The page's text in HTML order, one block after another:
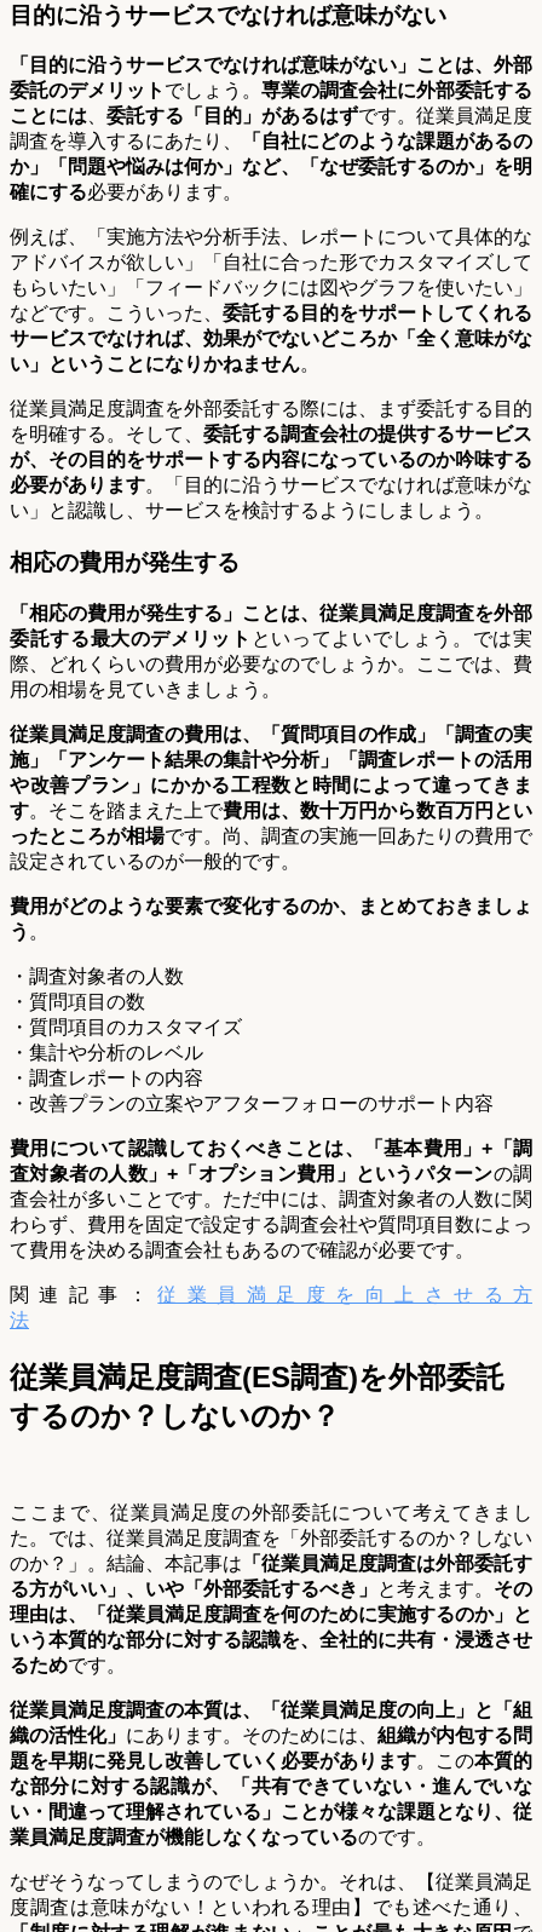
目的に沿うサービスでなければ意味がない
「目的に沿うサービスでなければ意味がない」ことは、外部
委託のデメリット でしょう。 専業の調査会社に外部委託する
ことには
委託する「目的」 があるはずです。従業員満足度
調査を導入するにあたり、
「自社にどのような課題があるの
か」「問題や悩みは何か」など、
「なぜ委託するのか」を明
確にする必要があります。
例えば、「実施方法や分析手法、レポートについて具体的な
アドバイスが欲しい」「自社に合った形でカスタマイズして
もらいたい」「フィードバックには図やグラフを使いたい」
などです。こういった、 委託する目的をサポートしてくれる
サービスでなければ、効果がでないどころか「全く意味がな
い」ということになりかねません。
従業員満足度調査を外部委託する際には、まず委託する目的
を明確する。そして、 委託する調査会社の提供するサービス
が、その目的をサポートする内容になっているのか吟味する
必要があります。「目的に沿うサービスでなければ意味がな
い」と認識し、サービスを検討するようにしましょう。
相応の費用が発生する
「相応の費用が発生する」ことは、従業員満足度調査を外部
委託する最大のデメリット といってよいでしょう。では実
際、どれくらいの費用が必要なのでしょうか。ここでは、費
用の相場を見ていきましょう。
従業員満足度調査の費用は、「質問項目の作成」「調査の実
施」「アンケート結果の集計や分析」「調査レポートの活用
や改善プラン」にかかる工程数と時間によって違ってきま
す。そこを踏まえた上で費用は、数十万円から数百万円とい
ったところが相場です。尚、調査の実施一回あたりの費用で
設定されているのが一般的です。
費用がどのような要素で変化するのか、まとめておきましょ
う 。
・調査対象者の人数
・質問項目の数
・質問項目のカスタマイズ
・集計や分析のレベル
・調査レポートの内容
・改善プランの立案やアフターフォローのサポート内容
費用について認識しておくべきことは、
「基本費用」+「調
査対象者の人数」+「オプション費用」 というパターンの調
査会社が多いことです。ただ中には、調査対象者の人数に関
わらず、費用を固定で設定する調査会社や質問項目数によっ
て費用を決める調査会社もあるので確認が必要です。
関連記事：従業員満足度を向上させる方
法
従業員満足度調査(ES調査)を外部委託
するのか？しないのか？
ここまで、従業員満足度の外部委託について考えてきまし
た。では、従業員満足度調査を「外部委託するのか？しない
のか？」。結論、本記事は 「従業員満足度調査は外部委託す
る方がいい」、いや「外部委託するべき」 と考えます。 その
理由は、「従業員満足度調査を何のために実施するのか」と
いう本質的な部分に対する認識を、全社的に共有・浸透させ
るためです。
従業員満足度調査の本質は、「従業員満足度の向上」と「組
織の活性化」 にあります。そのためには、 組織が内包する問
題を早期に発見し改善していく必要があります。この本質的
な部分に対する認識が、「共有できていない・進んでいな
い・間違って理解されている」ことが様々な課題となり、従
業員満足度調査が機能しなくなっているのです。
なぜそうなってしまうのでしょうか。それは、【従業員満足
度調査は意味がない！といわれる理由】でも述べた通り、